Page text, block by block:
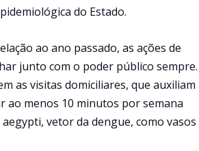
do Estado.
ao ano passado, as ações de
junto com o poder público sempre.
as visitas domiciliares, que auxiliam
ao menos 10 minutos por semana
vetor da dengue, como vasos